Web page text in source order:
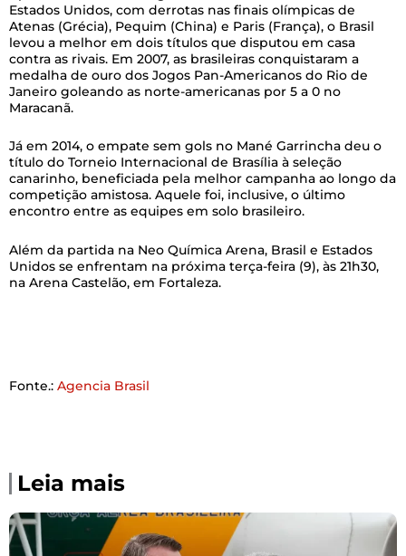
Estados Unidos, com derrotas nas finais olímpicas de
Atenas (Grécia), Pequim (China) e Paris (França), o Brasil
levou a melhor em dois títulos que disputou em casa
contra as rivais. Em 2007, as brasileiras conquistaram a
medalha de ouro dos Jogos Pan-Americanos do Rio de
Janeiro goleando as norte-americanas por 5 a 0 no
Maracanã.
Já em 2014, o empate sem gols no Mané Garrincha deu o
título do Torneio Internacional de Brasília à seleção
canarinho, beneficiada pela melhor campanha ao longo da
competição amistosa. Aquele foi, inclusive, o último
encontro entre as equipes em solo brasileiro.
Além da partida na Neo Química Arena, Brasil e Estados
Unidos se enfrentam na próxima terça-feira (9), às 21h30,
na Arena Castelão, em Fortaleza.
Fonte.: Agencia Brasil
Leia mais